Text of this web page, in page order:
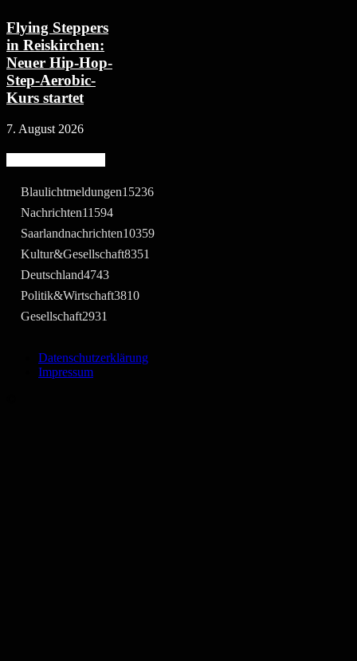
Flying Steppers
in Reiskirchen:
Neuer Hip-Hop-
Step-Aerobic-
Kurs startet
7. August 2026
Blaulichtmeldungen15236
Nachrichten11594
Saarlandnachrichten10359
Kultur&Gesellschaft8351
Deutschland4743
Politik&Wirtschaft3810
Gesellschaft2931
Datenschutzerklärung
Impressum